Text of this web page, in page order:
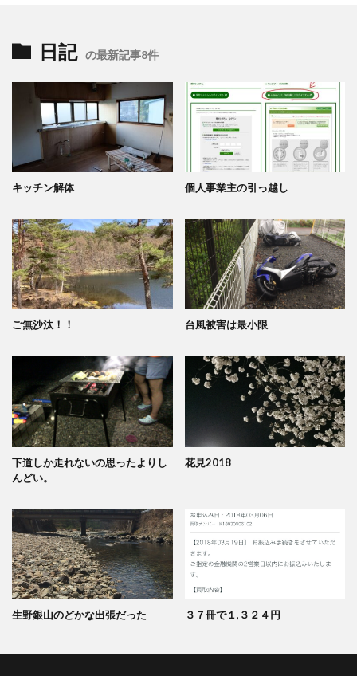
日記 の最新記事8件
キッチン解体 個人事業主の引っ越し
ご無沙汰！！ 台風被害は最小限
下道しか走れないの思ったよりし
んどい。
花見2018
生野銀山のどかな出張だった ３７冊で１,３２４円